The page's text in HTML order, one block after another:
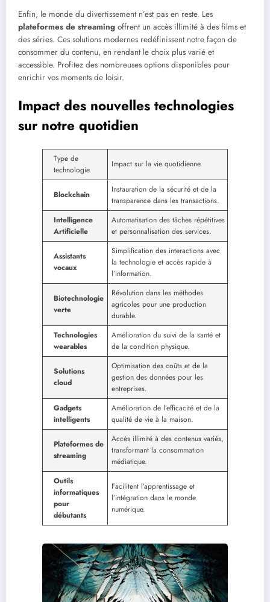
Enfin, le monde du divertissement n’est pas en reste. Les
plateformes de streaming offrent un accès illimité à des films et
des séries. Ces solutions modernes redéfinissent notre façon de
consommer du contenu, en rendant le choix plus varié et
accessible. Profitez des nombreuses options disponibles pour
enrichir vos moments de loisir.
Impact des nouvelles technologies
sur notre quotidien
Type de
technologie
Impact sur la vie quotidienne
Blockchain
Instauration de la sécurité et de la
transparence dans les transactions.
Intelligence
Artificielle
Automatisation des tâches répétitives
et personnalisation des services.
Assistants
vocaux
Simplification des interactions avec
la technologie et accès rapide à
l’information.
Biotechnologie
verte
Révolution dans les méthodes
agricoles pour une production
durable.
Technologies
wearables
Amélioration du suivi de la santé et
de la condition physique.
Solutions
cloud
Optimisation des coûts et de la
gestion des données pour les
entreprises.
Gadgets
intelligents
Amélioration de l’efficacité et de la
qualité de vie à la maison.
Plateformes de
streaming
Accès illimité à des contenus variés,
transformant la consommation
médiatique.
Outils
informatiques
pour
débutants
Facilitent l’apprentissage et
l’intégration dans le monde
numérique.